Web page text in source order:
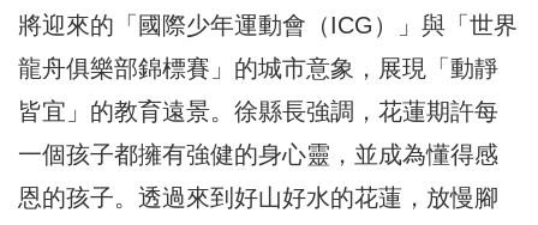
將迎來的「國際少年運動會（ICG）」與「世界
龍舟俱樂部錦標賽」的城市意象，展現「動靜
皆宜」的教育遠景。徐縣長強調，花蓮期許每
一個孩子都擁有強健的身心靈，並成為懂得感
恩的孩子。透過來到好山好水的花蓮，放慢腳